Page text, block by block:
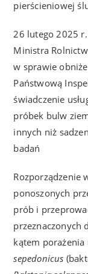
pierścieniowej
26 lutego 2025
Ministra
w sprawie
Państwową
świadczenie
próbek bulw
innych niż
badań
Rozporządzenie
ponoszonych
prób i
przeznaczonych
kątem porażenia
sepedonicus